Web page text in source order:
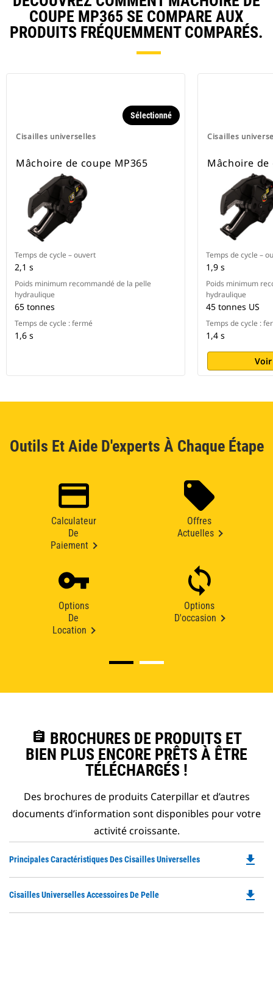
COUPE MP365 SE COMPARE AUX
PRODUITS FRÉQUEMMENT COMPARÉS.
Cisailles universelles
Sélectionné
Mâchoire de coupe MP365
Temps de cycle – ouvert
2,1 s
Poids minimum recommandé de la pelle
hydraulique
65 tonnes
Temps de cycle : fermé
1,6 s
Cisailles
Mâchoire de
Temps de cycle –
1,9 s
Poids minimum
hydraulique
45 tonnes US
Temps de cycle :
1,4 s
Outils Et Aide D'experts À Chaque Étape
Calculateur
De
Paiement
Offres
Actuelles
Options
De
Location
Options
D'occasion
assignment BROCHURES DE PRODUITS ET
BIEN PLUS ENCORE PRÊTS À ÊTRE
TÉLÉCHARGÉS !
Des brochures de produits Caterpillar et d’autres
documents d’information sont disponibles pour votre
activité croissante.
Principales Caractéristiques Des Cisailles Universelles
a
file_download
Cisailles Universelles Accessoires De Pelle file_download